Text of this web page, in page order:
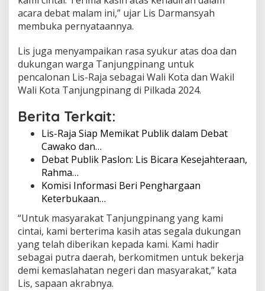
acara debat malam ini,” ujar Lis Darmansyah
membuka pernyataannya.
Lis juga menyampaikan rasa syukur atas doa dan
dukungan warga Tanjungpinang untuk
pencalonan Lis-Raja sebagai Wali Kota dan Wakil
Wali Kota Tanjungpinang di Pilkada 2024.
Berita Terkait:
Lis-Raja Siap Memikat Publik dalam Debat
Cawako dan…
Debat Publik Paslon: Lis Bicara Kesejahteraan,
Rahma…
Komisi Informasi Beri Penghargaan
Keterbukaan…
“Untuk masyarakat Tanjungpinang yang kami
cintai, kami berterima kasih atas segala dukungan
yang telah diberikan kepada kami. Kami hadir
sebagai putra daerah, berkomitmen untuk bekerja
demi kemaslahatan negeri dan masyarakat,” kata
Lis, sapaan akrabnya.